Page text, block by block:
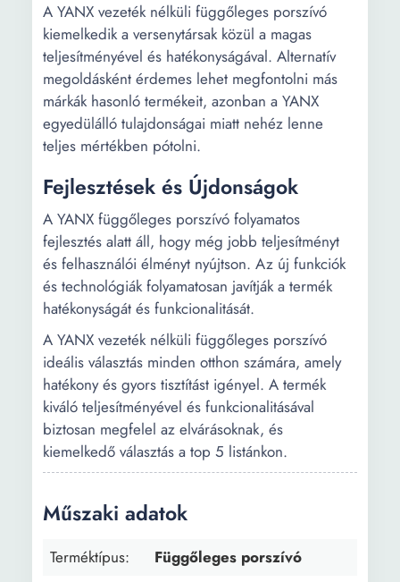
A YANX vezeték nélküli függőleges porszívó
kiemelkedik a versenytársak közül a magas
teljesítményével és hatékonyságával. Alternatív
megoldásként érdemes lehet megfontolni más
márkák hasonló termékeit, azonban a YANX
egyedülálló tulajdonságai miatt nehéz lenne
teljes mértékben pótolni.
Fejlesztések és Újdonságok
A YANX függőleges porszívó folyamatos
fejlesztés alatt áll, hogy még jobb teljesítményt
és felhasználói élményt nyújtson. Az új funkciók
és technológiák folyamatosan javítják a termék
hatékonyságát és funkcionalitását.
A YANX vezeték nélküli függőleges porszívó
ideális választás minden otthon számára, amely
hatékony és gyors tisztítást igényel. A termék
kiváló teljesítményével és funkcionalitásával
biztosan megfelel az elvárásoknak, és
kiemelkedő választás a top 5 listánkon.
Műszaki adatok
Terméktípus:
Függőleges porszívó